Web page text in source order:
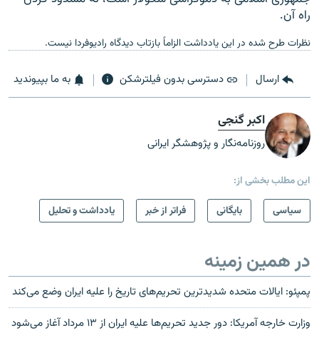
راه آن.
نظرات طرح شده در این یادداشت الزاماً بازتاب دیدگاه رادیوفردا نیست.
ارسال دسترسی بدون فیلترشکن به ما بپیوندید
اکبر گنجی
روزنامه‌نگار و پژوهشگر ایرانی
این مطلب بخشی از:
سیاسی
بایگانی فراتر از خبر یادداشت و تحلیل
در همین زمینه
پمپئو: ایالات متحده شدیدترین تحریم‌های تاریخ را علیه ایران وضع می‌کند
وزارت خارجه آمریکا: دور جدید تحریم‌ها علیه ایران از ۱۳ مرداد آغاز می‌شود